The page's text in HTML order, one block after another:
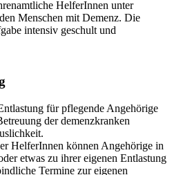
HelferInnen unter
Menschen mit Demenz. Die
intensiv geschult und
für pflegende Angehörige
der demenzkranken
HelferInnen können Angehörige in
etwas zu ihrer eigenen Entlastung
Termine zur eigenen